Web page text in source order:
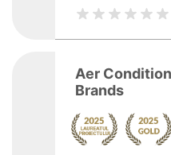
Aer
Brands